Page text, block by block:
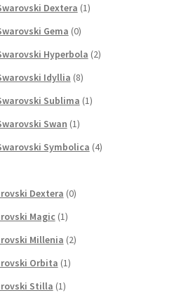
Dextera (1)
Gema (0)
Hyperbola (2)
Idyllia (8)
Sublima (1)
Swan (1)
Symbolica (4)
Dextera (0)
Magic (1)
Millenia (2)
Orbita (1)
Stilla (1)